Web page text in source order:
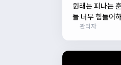
원래는 피나는
들 너무 힘들어
드릴게요. 아,
뭐... 얼른 훈련
관리자